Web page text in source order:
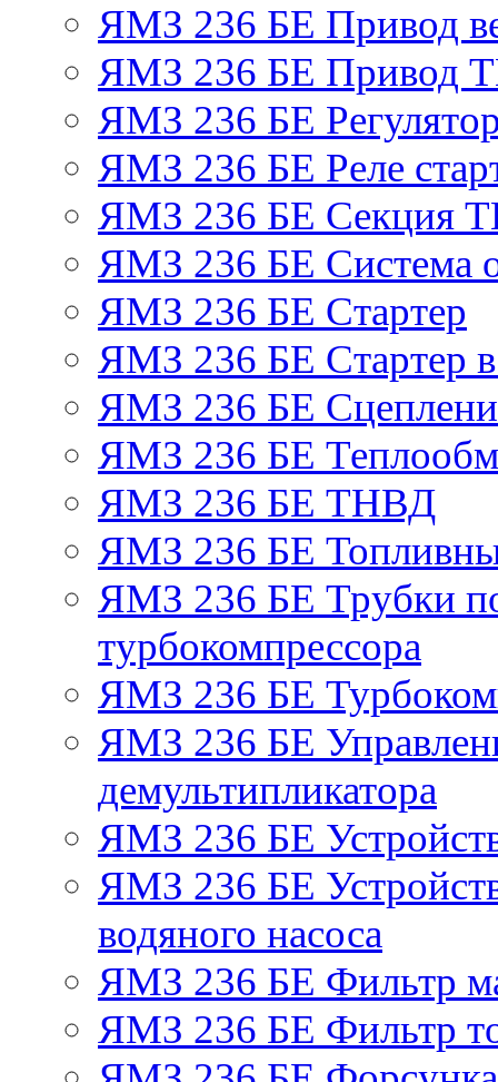
ЯМЗ 236 БЕ Привод
ЯМЗ 236 БЕ Привод
ЯМЗ 236 БЕ
ЯМЗ 236 БЕ Реле
ЯМЗ 236 БЕ Секция
ЯМЗ 236 БЕ Система
ЯМЗ 236 БЕ Стартер
ЯМЗ 236 БЕ Стартер в
ЯМЗ 236 БЕ
ЯМЗ 236 БЕ
ЯМЗ 236 БЕ ТНВД
ЯМЗ 236 БЕ
ЯМЗ 236 БЕ Трубки
турбокомпрессора
ЯМЗ 236 БЕ
ЯМЗ 236 БЕ
демультипликатора
ЯМЗ 236 БЕ
ЯМЗ 236 БЕ
водяного насоса
ЯМЗ 236 БЕ Фильтр
ЯМЗ 236 БЕ Фильтр